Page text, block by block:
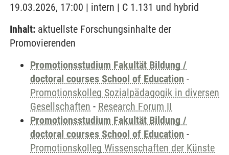
19.03.2026, 17:00 | intern | C 1.131 und hybrid
Inhalt: aktuellste Forschungsinhalte der
Promovierenden
Promotionsstudium Fakultät Bildung /
doctoral courses School of Education -
Promotionskolleg Sozialpädagogik in diversen
Gesellschaften - Research Forum II
Promotionsstudium Fakultät Bildung /
doctoral courses School of Education -
Promotionskolleg Wissenschaften der Künste